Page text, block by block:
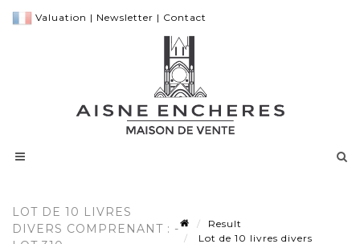
Valuation | Newsletter | Contact
LOT DE 10 LIVRES
DIVERS COMPRENANT : -
Result
Lot de 10 livres divers